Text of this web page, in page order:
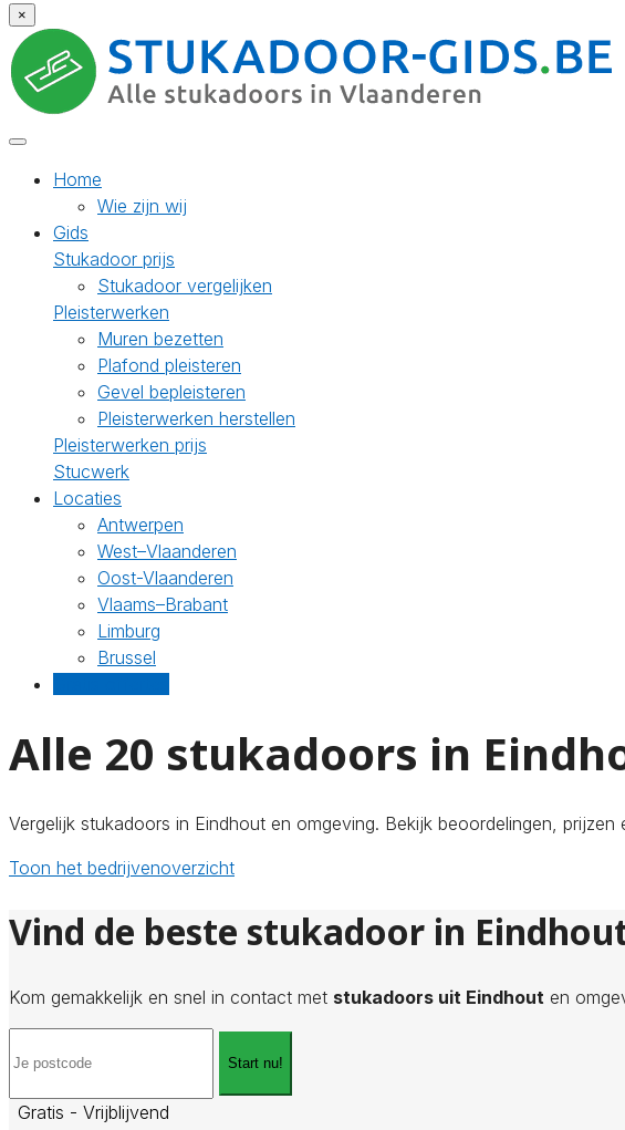
×
Home
Wie zijn wij
Gids
Stukadoor prijs
Stukadoor vergelijken
Pleisterwerken
Muren bezetten
Plafond pleisteren
Gevel bepleisteren
Pleisterwerken herstellen
Pleisterwerken prijs
Stucwerk
Locaties
Antwerpen
West–Vlaanderen
Oost-Vlaanderen
Vlaams–Brabant
Limburg
Brussel
Alle 20 stukadoors in
Vergelijk stukadoors in Eindhout en omgeving. Bekijk beoordelingen, prijzen
Toon het bedrijvenoverzicht
Vind de beste stukadoor in
Kom gemakkelijk en snel in contact met stukadoors uit Eindhout en
Start nu!
Gratis - Vrijblijvend